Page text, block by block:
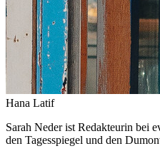
Hana Latif
Sarah Neder ist Redakteurin bei
den Tagesspiegel und den